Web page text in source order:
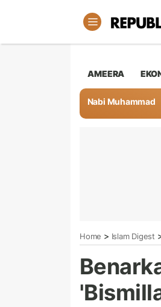
AMEERA
Nabi Muhammad
Home > Islam Digest